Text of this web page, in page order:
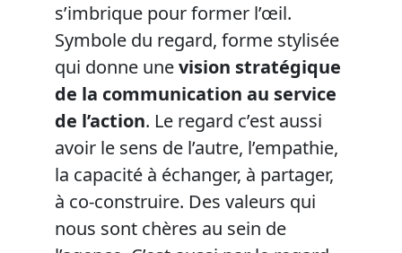
s’imbrique pour former l’œil.
Symbole du regard, forme stylisée
qui donne unevision stratégique
de la communication au service
de l’action. Le regard c’est aussi
avoir le sens de l’autre, l’empathie,
la capacité à échanger, à partager,
à co-construire. Des valeurs qui
nous sont chères au sein de